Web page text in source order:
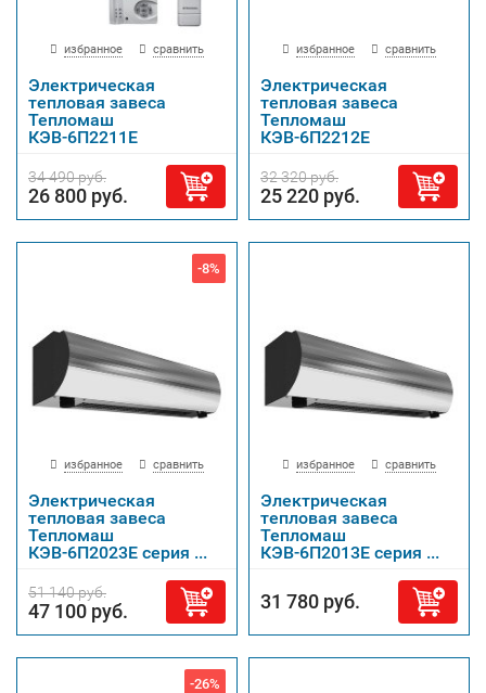
избранное сравнить
Электрическая
тепловая завеса
Тепломаш
КЭВ-6П2211Е
34 490 руб.
26 800 руб.
избранное сравнить
Электрическая
тепловая завеса
Тепломаш
КЭВ-6П2212Е
32 320 руб.
25 220 руб.
-8%
избранное сравнить
Электрическая
тепловая завеса
Тепломаш
КЭВ-6П2023Е серия ...
51 140 руб.
47 100 руб.
избранное сравнить
Электрическая
тепловая завеса
Тепломаш
КЭВ-6П2013Е серия ...
31 780 руб.
-26%